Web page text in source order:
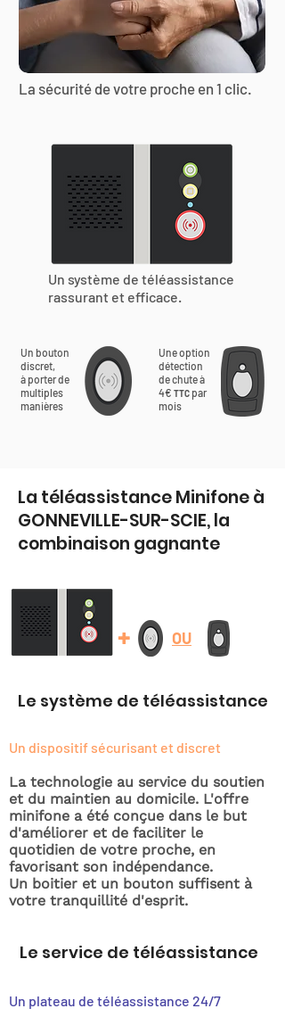
La sécurité de votre proche en 1 clic.
Un système de téléassistance
rassurant et efficace.
Un bouton
discret,
à porter de
multiples
manières
Une option
détection
de chute à
4€ TTC par
mois
La téléassistance Minifone à
GONNEVILLE-SUR-SCIE, la
combinaison gagnante
+ OU
Le système de téléassistance
Un dispositif sécurisant et discret
La technologie au service du soutien
et du maintien au domicile. L'offre
minifone a été conçue dans le but
d'améliorer et de faciliter le
quotidien de votre proche, en
favorisant son indépendance.
Un boitier et un bouton suffisent à
votre tranquillité d'esprit.
Le service de téléassistance
Un plateau de téléassistance 24/7